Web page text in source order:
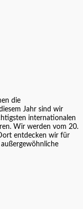
die
Jahr sind wir
internationalen
Wir werden vom 20.
entdecken wir für